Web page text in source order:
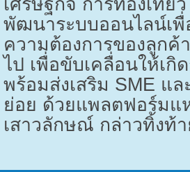
พัฒนาระบบออนไลน์เพื่
ความต้องการของลูกค้
ไป เพื่อขับเคลื่อนให้เกิ
พร้อมส่งเสริม SME แล
ย่อย ด้วยแพลตฟอร์มแ
เสาวลักษณ์ กล่าวทิ้งท้า